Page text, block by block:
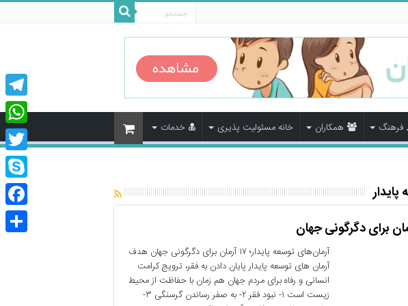
فرهنگ همکاران خانه مسئولیت پذیری خدمات
آرمان‌های توسعه پایدار؛ ۱۷ آرمان برای دگرگونی جهان هدف
آرمان های توسعه پایدار پایان دادن به فقر، ترویج کرامت
انسانی و رفاه برای مردم جهان هم زمان با حفاظت از محیط
زیست است ۱- نبود فقر ۲- به صفر رساندن گرسنگی ۳-
Skype